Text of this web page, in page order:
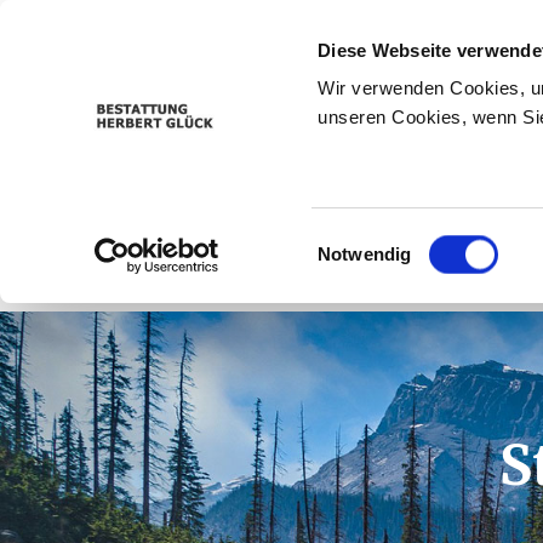
Diese Webseite
Wir verwenden Cookies,
unseren Cookies, wenn
Einwilligungsauswahl
Notwendig